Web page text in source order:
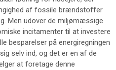
af fossile brændstoffer
Men udover de miljømæssige
incitamenter til at investere
besparelser på energiregningen
selv ind, og det er en af de
at foretage denne